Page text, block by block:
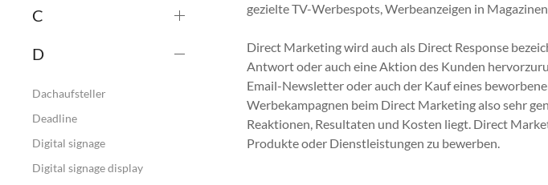
C
D
Dachaufsteller
Deadline
Digital signage
Digital signage display
gezielte TV-Werbespots, Werbeanzeigen in
Direct Marketing wird auch als Direct Response
Antwort oder auch eine Aktion des Kunden
Email-Newsletter oder auch der Kauf eines
Werbekampagnen beim Direct Marketing also sehr
Reaktionen, Resultaten und Kosten liegt. Direct
Produkte oder Dienstleistungen zu bewerben.